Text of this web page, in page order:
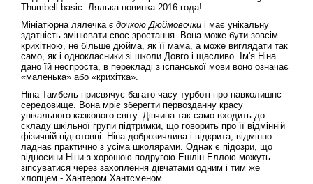
Thumbell basic. Лялька-новинка 2016 года!
Мініатюрна лялечка є дочкою Дюймовочки і має унікальну
здатність змінювати своє зростання. Вона може бути зовсім
крихітною, не більше дюйма, як її мама, а може виглядати так
само, як і однокласники зі школи Довго і щасливо. Ім'я Ніна
дано їй неспроста, в перекладі з іспанської мови воно означає
«маленька» або «крихітка».
Ніна Тамбель присвячує багато часу турботі про навколишнє
середовище. Вона мріє зберегти первозданну красу
унікального казкового світу. Дівчина так само входить до
складу шкільної групи підтримки, що говорить про її відмінній
фізичній підготовці. Ніна доброзичлива і відкрита, відмінно
ладнає практично з усіма школярами. Однак є підозри, що
відносини Ніни з хорошою подругою Ешлін Еллою можуть
зіпсуватися через захоплення дівчатами одним і тим же
хлопцем - Хантером Хантсменом.